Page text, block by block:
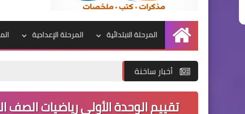
الرئيسية
المرحلة الابتدائية المرحلة الإعدادية
أخبار ساخنة
تقييم الوحدة الأولى رياضيات الصف